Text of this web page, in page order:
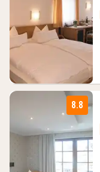
8.8